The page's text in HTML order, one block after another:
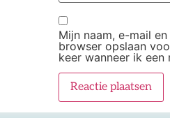
Mijn naam, e-mail
browser opslaan
keer wanneer ik een